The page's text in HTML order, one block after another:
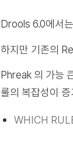
Drools 6.0에서
하지만 기존의
Phreak 의 가능
룰의 복잡성이
WHICH